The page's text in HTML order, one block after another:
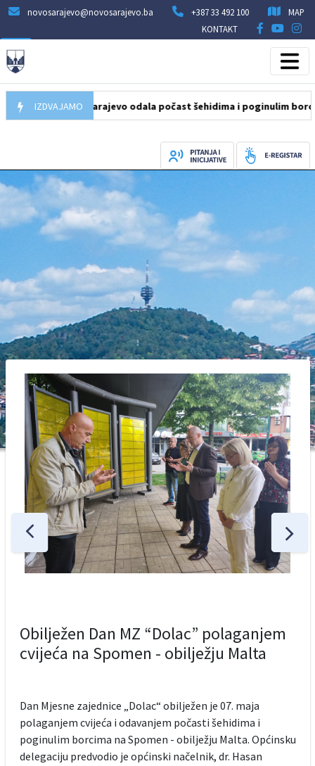
novosarajevo@novosarajevo.ba +387 33 492 100
MAP
KONTAKT
IZDVAJAMO
Novo Sarajevo odala počast šehidima i poginulim borcima na
Obilježen Dan MZ “Dolac” polaganjem
cvijeća na Spomen - obilježju Malta
Dan Mjesne zajednice „Dolac“ obilježen je 07. maja
polaganjem cvijeća i odavanjem počasti šehidima i
poginulim borcima na Spomen - obilježju Malta. Općinsku
delegaciju predvodio je općinski načelnik, dr. Hasan